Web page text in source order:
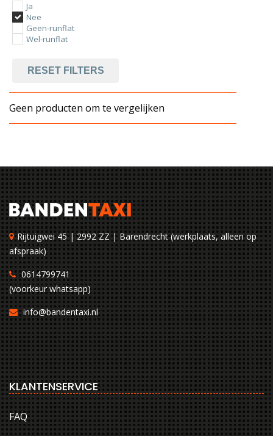
Ja
Nee
Geen-runflat
Wel-runflat
RESET FILTERS
Geen producten om te vergelijken
Rijtuigwei 45 | 2992 ZZ | Barendrecht (werkplaats, alleen op
afspraak)
0614799741
(voorkeur whatsapp)
info@bandentaxi.nl
KLANTENSERVICE
FAQ